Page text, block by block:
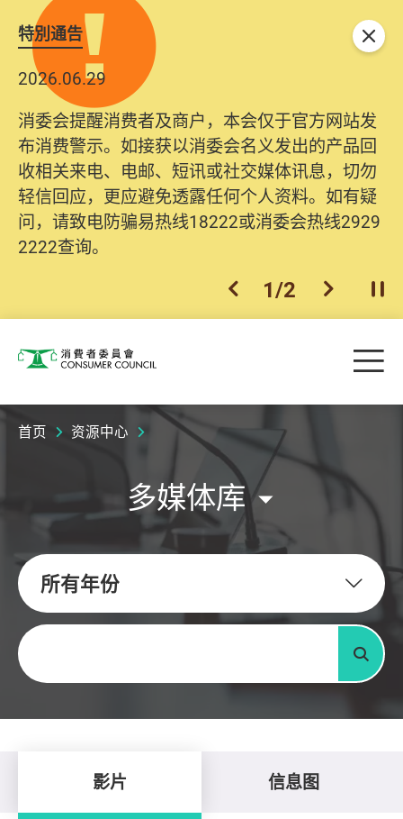
特別通告
2026.06.29
消委会提醒消费者及商户，本会仅于官方网站发
布消费警示。如接获以消委会名义发出的产品回
收相关来电、电邮、短讯或社交媒体讯息，切勿
轻信回应，更应避免透露任何个人资料。如有疑
问，请致电防骗易热线18222或消委会热线2929
2222查询。
2025.10.31
为提升使用者体验及网络安全，本会的投诉处理
系统已经进行升级及推出新功能。由2025年11月
10日起，消费者需要提供基本联络资料（包括姓
名、电邮及电话）注册帐户，才可提交投诉、查
询及建议。所有提交纪录将清晰整合于帐户中，
方便日后作出跟进。
上一个
2/2 下一个开
关闭
消费者委员会 目
首页 资源中心
多媒体库
所有年份
关键字
搜寻
影片 信息图